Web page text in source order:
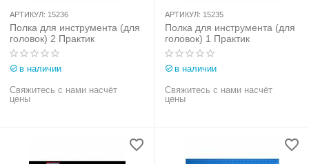
АРТИКУЛ: 15236
Полка для инструмента (для
головок) 2 Практик
в наличии
Свяжитесь с нами насчёт
цены
АРТИКУЛ: 15235
Полка для инструмента (для
головок) 1 Практик
в наличии
Свяжитесь с нами насчёт
цены